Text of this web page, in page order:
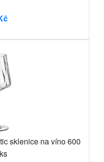
sklenice na víno 600